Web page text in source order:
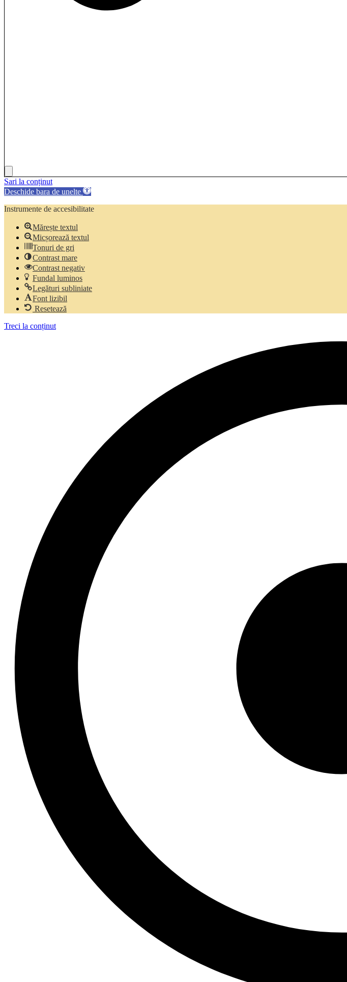
Sari la conținut
Deschide bara de unelte
Instrumente de accesibilitate
Mărește textul
Micșorează textul
Tonuri de gri
Contrast mare
Contrast negativ
Fundal luminos
Legături subliniate
Font lizibil
Resetează
Treci la conținut